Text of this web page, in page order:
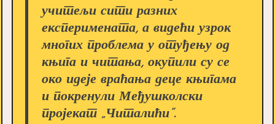
учитељи сити разних
експеримената, а видећи узрок
многих проблема у отуђењу од
књига и читања, окупили су се
око идеје враћања деце књигама
и покренули Међушколски
пројекат „Читалићи”.